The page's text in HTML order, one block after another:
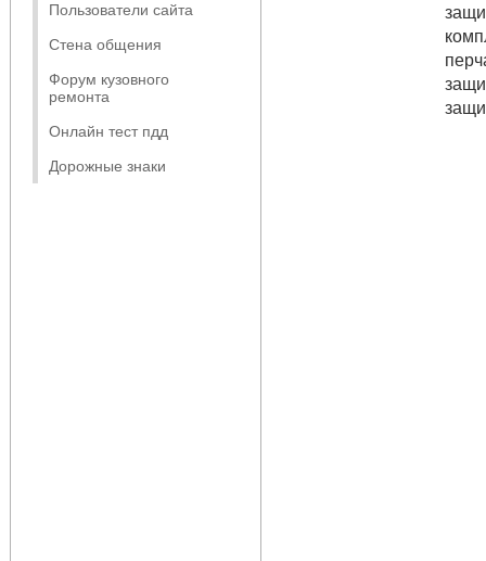
Пользователи сайта
Стена общения
Форум кузовного
ремонта
Онлайн тест пдд
Дорожные знаки